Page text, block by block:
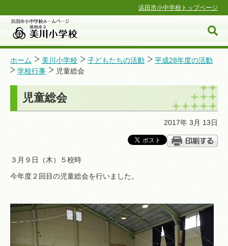
浜田市小中学校トップページ
浜田市小中学校ホームページ
ホーム 美川小学校 子どもたちの活動
平成28年度の活動
学校行事
児童総会
児童総会
2017年 3月 13日
３月９日（木）５校時
今年度２回目の児童総会を行いました。